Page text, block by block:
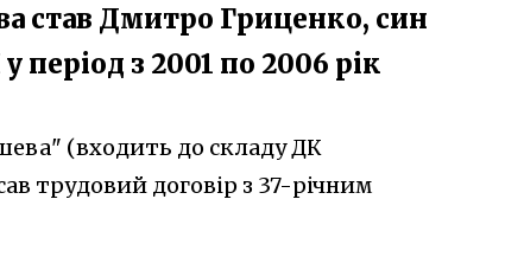
став Дмитро Гриценко, син
період з 2001 по 2006 рік
(входить до складу ДК
трудовий договір з 37-річним